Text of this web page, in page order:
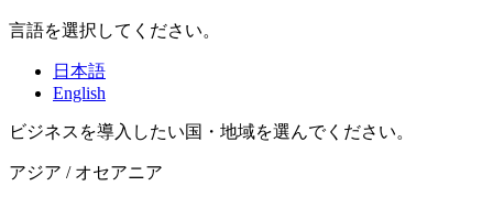
言語を選択してください。
日本語
English
ビジネスを導入したい国・地域を選んでください。
アジア / オセアニア